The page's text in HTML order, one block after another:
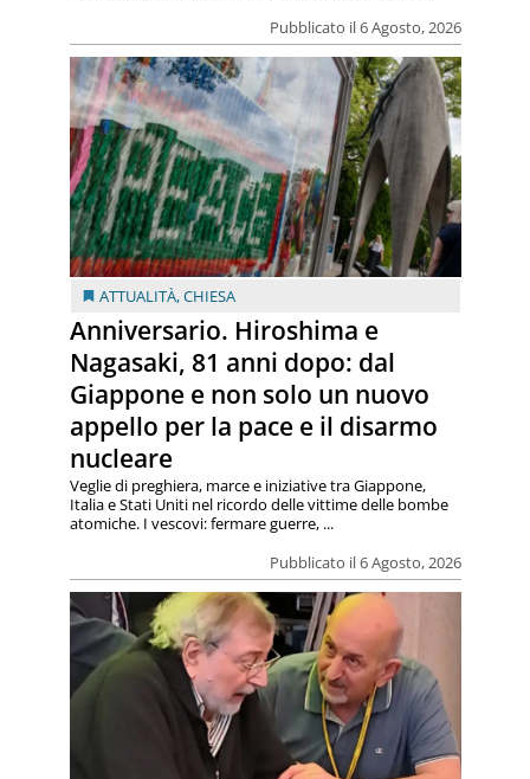
Pubblicato il 6 Agosto, 2026
ATTUALITÀ,CHIESA
Anniversario. Hiroshima e
Nagasaki, 81 anni dopo: dal
Giappone e non solo un nuovo
appello per la pace e il disarmo
nucleare
Pubblicato il 6 Agosto, 2026
Veglie di preghiera, marce e iniziative tra Giappone,
Italia e Stati Uniti nel ricordo delle vittime delle bombe
atomiche. I vescovi: fermare guerre, ...